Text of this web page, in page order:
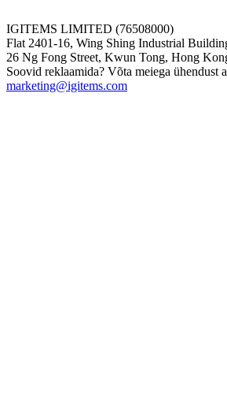
IGITEMS LIMITED (76508000)
Flat 2401-16, Wing Shing Industrial
26 Ng Fong Street, Kwun Tong, Hong
Soovid reklaamida? Võta meiega ühendust
marketing@igitems.com